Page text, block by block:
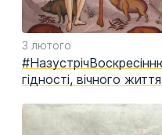
3 лютого
гідності, вічного